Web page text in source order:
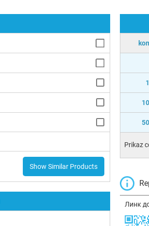
Show Similar Products
Prikaz
Линк